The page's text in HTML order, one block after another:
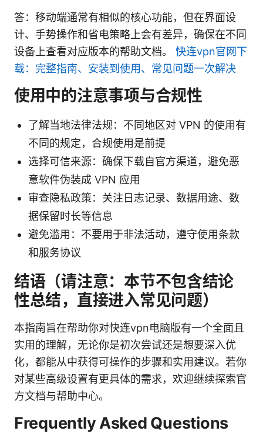
答：移动端通常有相似的核心功能，但在界面设
计、手势操作和省电策略上会有差异，确保在不同
设备上查看对应版本的帮助文档。 快连vpn官网下
载：完整指南、安装到使用、常见问题一次解决
使用中的注意事项与合规性
了解当地法律法规：不同地区对 VPN 的使用有
不同的规定，合规使用是前提
选择可信来源：确保下载自官方渠道，避免恶
意软件伪装成 VPN 应用
审查隐私政策：关注日志记录、数据用途、数
据保留时长等信息
避免滥用：不要用于非法活动，遵守使用条款
和服务协议
结语（请注意：本节不包含结论
性总结，直接进入常见问题）
本指南旨在帮助你对快连vpn电脑版有一个全面且
实用的理解，无论你是初次尝试还是想要深入优
化，都能从中获得可操作的步骤和实用建议。若你
对某些高级设置有更具体的需求，欢迎继续探索官
方文档与帮助中心。
Frequently Asked Questions